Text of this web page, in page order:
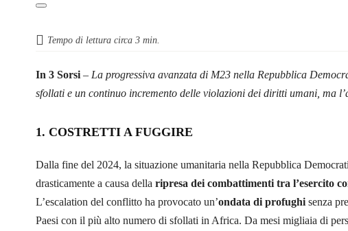
Tempo di lettura circa 3 min.
In 3 Sorsi – La progressiva avanzata di M23 nella Repubblica
sfollati e un continuo incremento delle violazioni dei diritti umani, ma
1. COSTRETTI A FUGGIRE
Dalla fine del 2024, la situazione umanitaria nella Repubblica
drasticamente a causa della ripresa dei combattimenti tra l’esercito
L’escalation del conflitto ha provocato un’ondata di profughi senza
Paesi con il più alto numero di sfollati in Africa. Da mesi migliaia di